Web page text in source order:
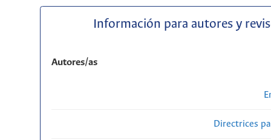
Información para autores y
Autores/as
Directrices